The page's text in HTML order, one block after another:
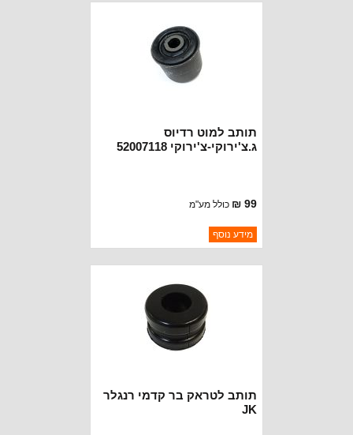
תותב למוט רדיוס
ג.צ'ירוקי-צ'ירוקי 52007118
99 ₪ כולל מע"מ
ברקוד: 313320
יצרן:OAKMAN OFFROAD
מידע נוסף
תותב לטראק בר קדמי רנגלר
JK